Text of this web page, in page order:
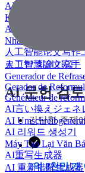
AIエッセイライタ
KI Essay-Schreiber
AI 에세이 작성기
Nhà văn luận văn AI
人工智能论文写作
人工智慧論文寫手
Generador de
Gerador de
Générateur de
AI言い換えジェネ
AI
AI 리워드 생성기
Máy Tạo Lại Văn
AI重写生成器
AI 重新措辭生成器
로그인회원가입
AI 문헌 검
간단한 주제
2억 8천만 개